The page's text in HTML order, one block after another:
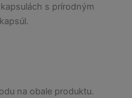
s prírodným
na obale produktu.